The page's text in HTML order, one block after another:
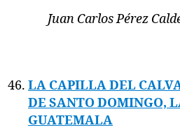
Juan Carlos Pérez
LA CAPILLA DEL
DE SANTO DOMINGO,
GUATEMALA